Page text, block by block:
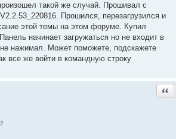
DC
: LINK=UP : DUPLEX=FULL :
our IP address is 192.168.1.1
(143409a hex)
!
такой же случай. Прошивал с
Прошился, перезагрузился и
этой темы на этом форуме. Купил
начинает загружаться но не входит в
не нажимал. Может поможете, подскажете
все же войти в командную строку